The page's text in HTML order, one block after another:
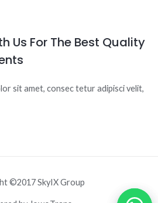
Us For The Best Quality
sit amet, consec tetur adipisci velit,
©2017 SkyIX Group